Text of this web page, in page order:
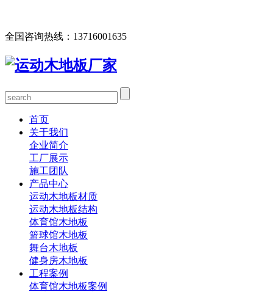
全国咨询热线： 13716001635
首页
关于我们
企业简介
工厂展示
施工团队
产品中心
运动木地板材质
运动木地板结构
体育馆木地板
篮球馆木地板
舞台木地板
健身房木地板
工程案例
体育馆木地板案例